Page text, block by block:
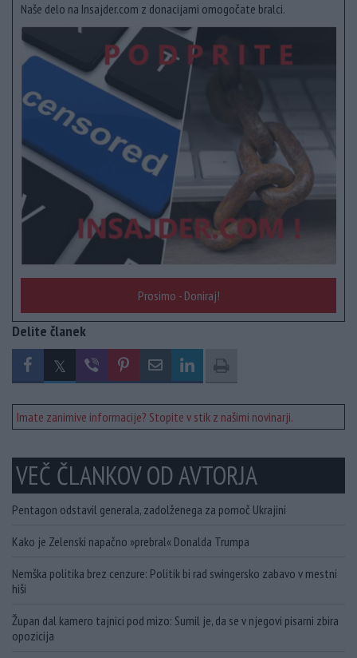
Naše delo na Insajder.com z donacijami omogočate bralci.
Prosimo - Doniraj!
Delite članek
Imate zanimive informacije? Stopite v stik z našimi novinarji.
VEČ ČLANKOV OD AVTORJA
Pentagon odstavil generala, zadolženega za pomoč Ukrajini
Kako je Zelenski napačno »prebral« Donalda Trumpa
Nemška politika brez cenzure: Politik bi rad swingersko zabavo v mestni
hiši
Župan dal kamero tajnici pod mizo: Sumil je, da se v njegovi pisarni zbira
opozicija